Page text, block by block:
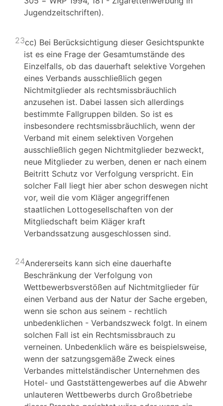
Jugendzeitschriften).
23cc) Bei Berücksichtigung dieser Gesichtspunkte
ist es eine Frage der Gesamtumstände des
Einzelfalls, ob das dauerhaft selektive Vorgehen
eines Verbands ausschließlich gegen
Nichtmitglieder als rechtsmissbräuchlich
anzusehen ist. Dabei lassen sich allerdings
bestimmte Fallgruppen bilden. So ist es
insbesondere rechtsmissbräuchlich, wenn der
Verband mit einem selektiven Vorgehen
ausschließlich gegen Nichtmitglieder bezweckt,
neue Mitglieder zu werben, denen er nach einem
Beitritt Schutz vor Verfolgung verspricht. Ein
solcher Fall liegt hier aber schon deswegen nicht
vor, weil die vom Kläger angegriffenen
staatlichen Lottogesellschaften von der
Mitgliedschaft beim Kläger kraft
Verbandssatzung ausgeschlossen sind.
24Andererseits kann sich eine dauerhafte
Beschränkung der Verfolgung von
Wettbewerbsverstößen auf Nichtmitglieder für
einen Verband aus der Natur der Sache ergeben,
wenn sie schon aus seinem - rechtlich
unbedenklichen - Verbandszweck folgt. In einem
solchen Fall ist ein Rechtsmissbrauch zu
verneinen. Unbedenklich wäre es beispielsweise,
wenn der satzungsgemäße Zweck eines
Verbandes mittelständischer Unternehmen des
Hotel- und Gaststättengewerbes auf die Abwehr
unlauteren Wettbewerbs durch Großbetriebe